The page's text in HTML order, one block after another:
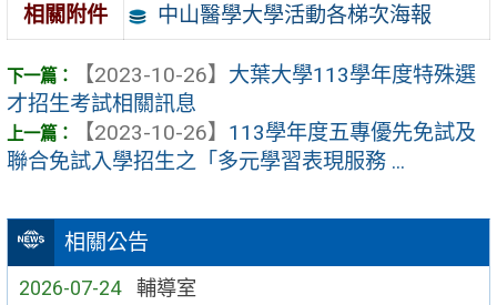
相關公告
2026-07-24 輔導室
相關附件
中山醫學大學活動各梯次海報
【2023-10-26】 大葉大學113學年度特殊選
才招生考試相關訊息
【2023-10-26】 113學年度五專優先免試及
聯合免試入學招生之「多元學習表現服務 ...